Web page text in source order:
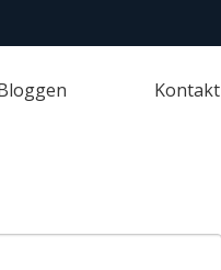
Kontakt